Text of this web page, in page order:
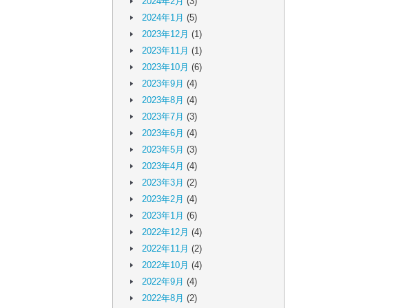
2024年1月 (5)
2023年12月 (1)
2023年11月 (1)
2023年10月 (6)
2023年9月 (4)
2023年8月 (4)
2023年7月 (3)
2023年6月 (4)
2023年5月 (3)
2023年4月 (4)
2023年3月 (2)
2023年2月 (4)
2023年1月 (6)
2022年12月 (4)
2022年11月 (2)
2022年10月 (4)
2022年9月 (4)
2022年8月 (2)